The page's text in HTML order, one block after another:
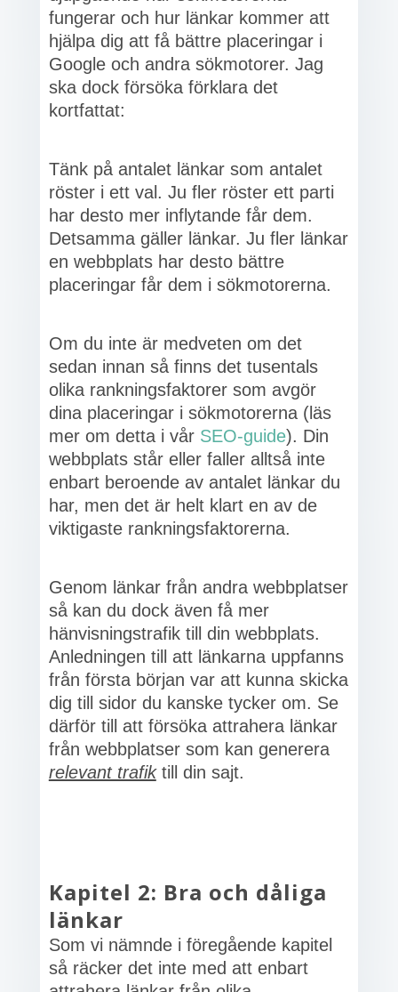
fungerar och hur länkar kommer att
hjälpa dig att få bättre placeringar i
Google och andra sökmotorer. Jag
ska dock försöka förklara det
kortfattat:
Tänk på antalet länkar som antalet
röster i ett val. Ju fler röster ett parti
har desto mer inflytande får dem.
Detsamma gäller länkar. Ju fler länkar
en webbplats har desto bättre
placeringar får dem i sökmotorerna.
Om du inte är medveten om det
sedan innan så finns det tusentals
olika rankningsfaktorer som avgör
dina placeringar i sökmotorerna (läs
mer om detta i vår SEO-guide). Din
webbplats står eller faller alltså inte
enbart beroende av antalet länkar du
har, men det är helt klart en av de
viktigaste rankningsfaktorerna.
Genom länkar från andra webbplatser
så kan du dock även få mer
hänvisningstrafik till din webbplats.
Anledningen till att länkarna uppfanns
från första början var att kunna skicka
dig till sidor du kanske tycker om. Se
därför till att försöka attrahera länkar
från webbplatser som kan generera
relevant trafiktill din sajt.
Kapitel 2: Bra och dåliga
länkar
Som vi nämnde i föregående kapitel
så räcker det inte med att enbart